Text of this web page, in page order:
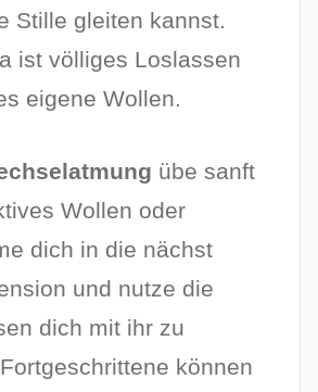
Stille gleiten kannst.
ist völliges Loslassen
eigene Wollen.
übe sanft
Wollen oder
dich in die nächst
und nutze die
dich mit ihr zu
können